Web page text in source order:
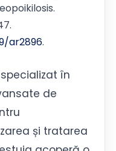
ar2896.
în
de
și tratarea